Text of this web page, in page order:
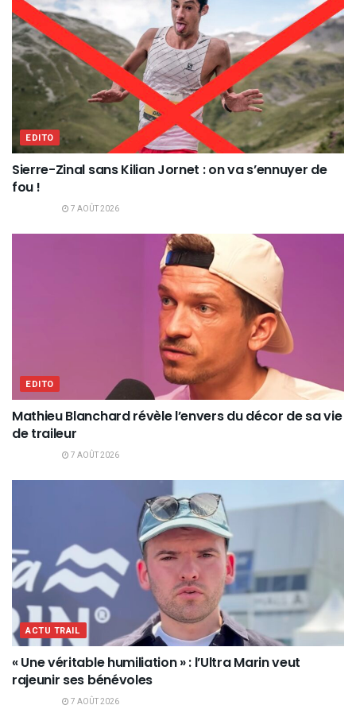
EDITO
Sierre-Zinal sans Kilian Jornet : on va s’ennuyer de
fou !
7 AOÛT 2026
EDITO
Mathieu Blanchard révèle l’envers du décor de sa vie
de traileur
7 AOÛT 2026
ACTU TRAIL
« Une véritable humiliation » : l’Ultra Marin veut
rajeunir ses bénévoles
7 AOÛT 2026